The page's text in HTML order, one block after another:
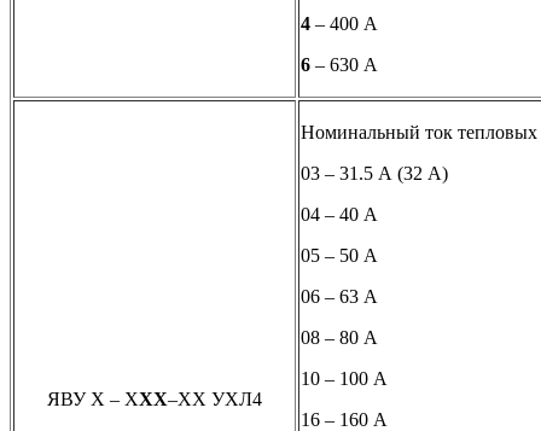
4 – 400 А
6 – 630 А
ЯВУ Х – ХХХ–ХХ УХЛ4
Номинальный ток тепловых
03 – 31.5 А (32 А)
04 – 40 А
05 – 50 А
06 – 63 А
08 – 80 А
10 – 100 А
16 – 160 А